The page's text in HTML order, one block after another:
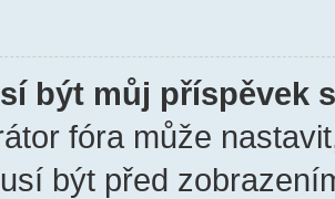
být můj příspěvek
fóra může
být před